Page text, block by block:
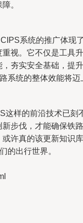
。
系统的推广体现
视。它不仅是工具升
夯实安全基础，提升
系统的整体效能将迈
这样的前沿技术已刻
步伐，才能确保铁路
许真的该更新知识库
的出行世界。